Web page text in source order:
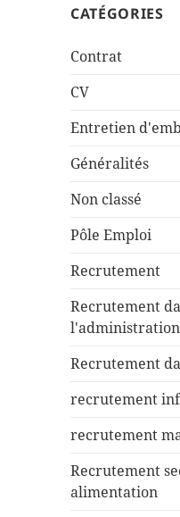
CATÉGORIES
Contrat
CV
Entretien
Généralités
Non classé
Pôle Emploi
Recrutement
Recrutement
l'administration
Recrutement
recrutement
recrutement
Recrutement
alimentation